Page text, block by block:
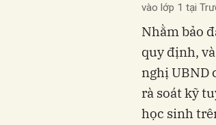
vào lớp 1 tại
Nhằm bảo
quy định,
nghị UBND
rà soát kỹ
học sinh